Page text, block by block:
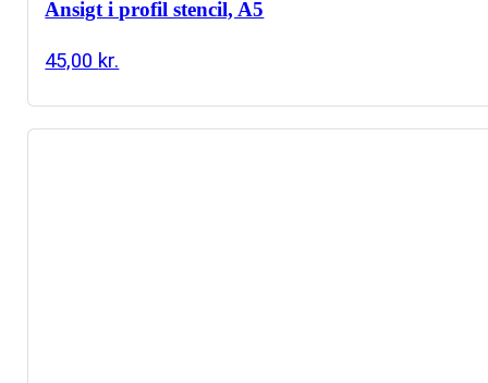
Ansigt i profil stencil, A5
45,00 kr.